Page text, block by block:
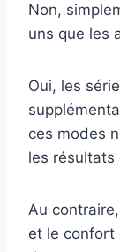
Non,
uns que les
Oui, les
ces modes
les résultats
Au
et le confort